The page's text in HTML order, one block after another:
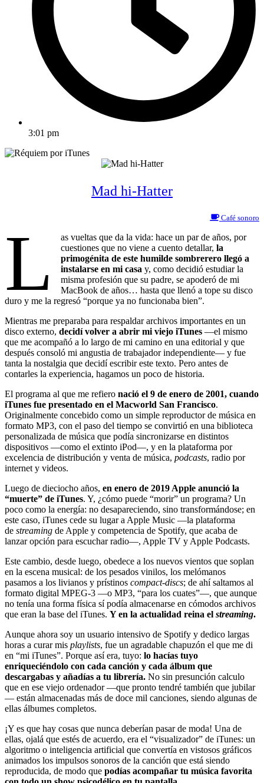
3:01 pm
Mad hi-Hatter
Café sonoro
L
as vueltas que da la vida: hace un par de años, por
cuestiones que no viene a cuento detallar,la
primogénita de este humilde sombrerero llegó a
instalarse en mi casa y, como decidió estudiar la
misma profesión que su padre, se apoderó de mi
MacBook de años… hasta que llenó a tope su disco
duro y me la regresó “porque ya no funcionaba bien”.
Mientras me preparaba para respaldar archivos importantes en un
disco externo, decidí volver a abrir mi viejo iTunes —el mismo
que me acompañó a lo largo de mi camino en una editorial y que
después consoló mi angustia de trabajador independiente— y fue
tanta la nostalgia que decidí escribir este texto. Pero antes de
contarles la experiencia, hagamos un poco de historia.
El programa al que me refiero nació el 9 de enero de 2001, cuando
iTunes fue presentado en el Macworld San Francisco.
Originalmente concebido como un simple reproductor de música en
formato MP3, con el paso del tiempo se convirtió en una biblioteca
personalizada de música que podía sincronizarse en distintos
dispositivos —como el extinto iPod—, y en la plataforma por
excelencia de distribución y venta de música, podcasts, radio por
internet y videos.
Luego de dieciocho años, en enero de 2019 Apple anunció la
“muerte” de iTunes. Y, ¿cómo puede “morir” un programa? Un
poco como la energía: no desapareciendo, sino transformándose; en
este caso, iTunes cede su lugar a Apple Music —la plataforma
de streaming de Apple y competencia de Spotify, que acaba de
lanzar opción para escuchar radio—, Apple TV y Apple Podcasts.
Este cambio, desde luego, obedece a los nuevos vientos que soplan
en la escena musical: de los pesados vinilos, los melómanos
pasamos a los livianos y prístinos compact-discs; de ahí saltamos al
formato digital MPEG-3 —o MP3, “para los cuates”—, que aunque
no tenía una forma física sí podía almacenarse en cómodos archivos
que eran la base del iTunes. Y en la actualidad reina el streaming.
Aunque ahora soy un usuario intensivo de Spotify y dedico largas
horas a curar mis playlists, fue un agradable chapuzón el que me di
en “mi iTunes”. Porque así era, tuyo: lo hacías tuyo
enriqueciéndolo con cada canción y cada álbum que
descargabas y añadías a tu librería. No sin presunción calculo
que en ese viejo ordenador —que pronto tendré también que jubilar
— están almacenadas más de doce mil canciones, siendo algunas de
ellas álbumes completos.
¡Y es que hay cosas que nunca deberían pasar de moda! Una de
ellas, ojalá que estés de acuerdo, era el “visualizador” de iTunes: un
algoritmo o inteligencia artificial que convertía en vistosos gráficos
animados los impulsos sonoros de la canción que está siendo
reproducida, de modo que podías acompañar tu música favorita